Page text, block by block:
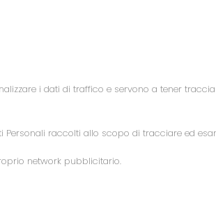
i dati di traffico e servono a tener
raccolti allo scopo di tracciare ed
network pubblicitario.